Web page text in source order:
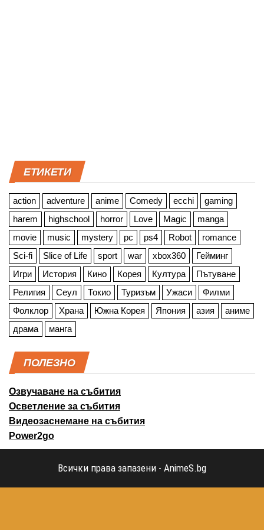
ЕТИКЕТИ
action adventure anime Comedy ecchi
gaming
harem
highschool horror Love Magic
manga
movie
music mystery pc ps4 Robot
romance
Sci-fi
Slice of Life sport war xbox360
Гейминг
Игри
История Кино Корея Култура
Пътуване
Религия
Сеул Токио Туризъм Ужаси
Филми
Фолклор
Храна Южна Корея Япония азия
аниме
драма
манга
ПОЛЕЗНО
Озвучаване на събития
Осветление за събития
Видеозаснемане на събития
Power2go
Всички права запазени - AnimeS.bg